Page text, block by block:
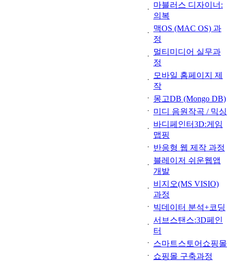
마블러스 디자이너:
의복
맥OS (MAC OS) 과
정
멀티미디어 실무과
정
모바일 홈페이지 제
작
몽고DB (Mongo DB)
미디 음원작곡 / 믹싱
바디페인터3D:게임
맵핑
반응형 웹 제작 과정
블레이저 쉬운웹앱
개발
비지오(MS VISIO)
과정
빅데이터 분석+코딩
서브스탠스:3D페인
터
스마트스토어쇼핑몰
쇼핑몰 구축과정